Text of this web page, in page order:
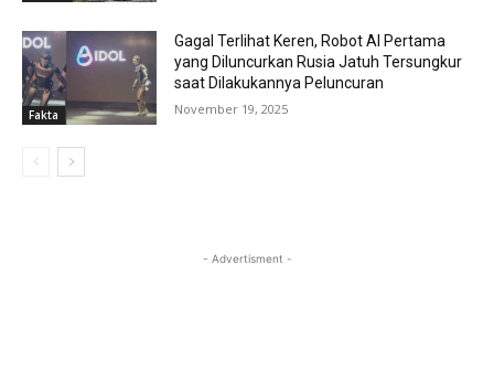
Fakta
Gagal Terlihat Keren, Robot AI Pertama
yang Diluncurkan Rusia Jatuh Tersungkur
saat Dilakukannya Peluncuran
November 19, 2025
- Advertisment -